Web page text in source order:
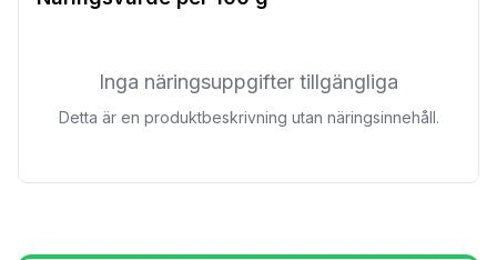
Inga näringsuppgifter tillgängliga
Detta är en produktbeskrivning utan näringsinnehåll.